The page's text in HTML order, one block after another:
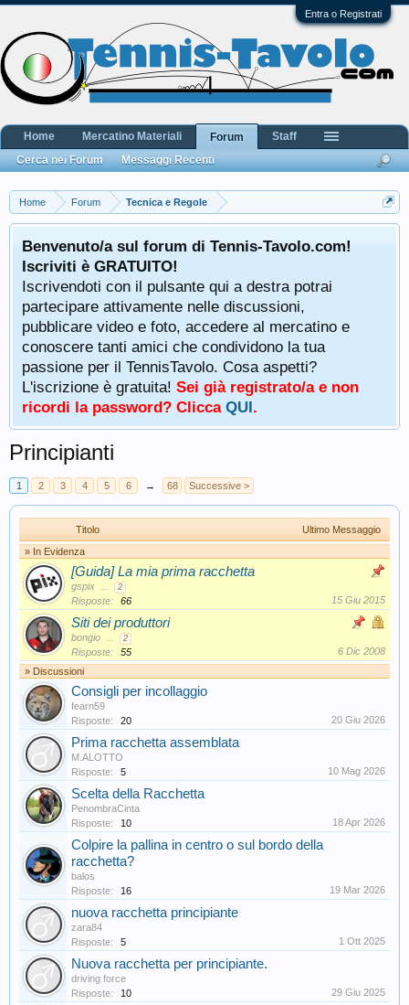
Entra o Registrati
Home Forum Tecnica e Regole
Benvenuto/a sul forum di Tennis-Tavolo.com!
Iscriviti è GRATUITO!
Iscrivendoti con il pulsante qui a destra potrai
partecipare attivamente nelle discussioni,
pubblicare video e foto, accedere al mercatino e
conoscere tanti amici che condividono la tua
passione per il TennisTavolo. Cosa aspetti?
L'iscrizione è gratuita! Sei già registrato/a e non
ricordi la password? Clicca QUI.
Principianti
1 2 3 4 5 6 → 68 Successive >
Titolo
Ultimo Messaggio
» In Evidenza
[Guida] La mia prima racchetta
gspix ... 2
Risposte: 66 15 Giu 2015
Siti dei produttori
bongio ... 2
Risposte: 55
6 Dic 2008
» Discussioni
Consigli per incollaggio
fearn59
Risposte:
20 20 Giu 2026
Prima racchetta assemblata
M.ALOTTO
Risposte:
5 10 Mag 2026
Scelta della Racchetta
PenombraCinta
Risposte:
10 18 Apr 2026
Colpire la pallina in centro o sul bordo della
racchetta?
balos
Risposte:
16 19 Mar 2026
nuova racchetta principiante
zara84
Risposte:
5 1 Ott 2025
Nuova racchetta per principiante.
driving force
Risposte:
10 29 Giu 2025
Home Mercatino Materiali
Forum
Cerca nei Forum
Messaggi Recenti
Staff